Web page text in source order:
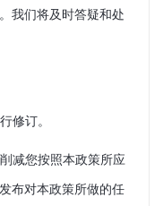
我们将及时答疑和处
修订。
减您按照本政策所应
布对本政策所做的任